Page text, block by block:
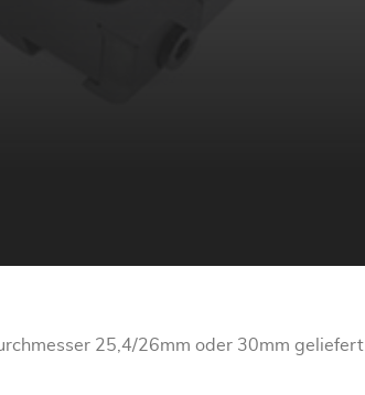
25,4/26mm oder 30mm geliefert.